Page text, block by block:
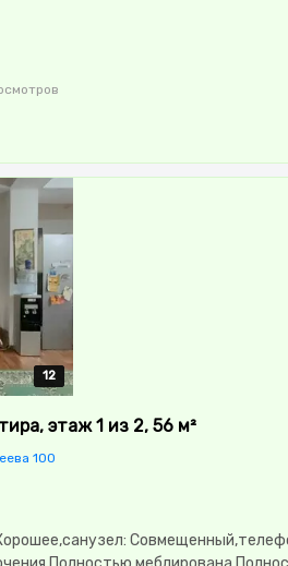
12
12
12
12
12
этаж 1 из 2, 56 м²
100